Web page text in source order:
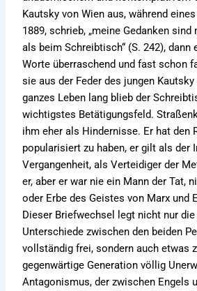
Kautsky von Wien aus, während
1889, schrieb, „meine Gedanken
als beim Schreibtisch“ (S. 242), dann
Worte überraschend und fast schon
sie aus der Feder des jungen
ganzes Leben lang blieb der
wichtigstes Betätigungsfeld.
ihm eher als Hindernisse. Er hat den
popularisiert zu haben, er gilt als der
Vergangenheit, als Verteidiger der
er, aber er war nie ein Mann der Tat,
oder Erbe des Geistes von Marx und
Dieser Briefwechsel legt nicht nur
Unterschiede zwischen den beiden
vollständig frei, sondern auch etwas
gegenwärtige Generation völlig
Antagonismus, der zwischen Engels